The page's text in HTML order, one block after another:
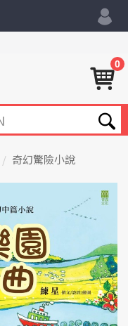
0
奇幻驚險小說